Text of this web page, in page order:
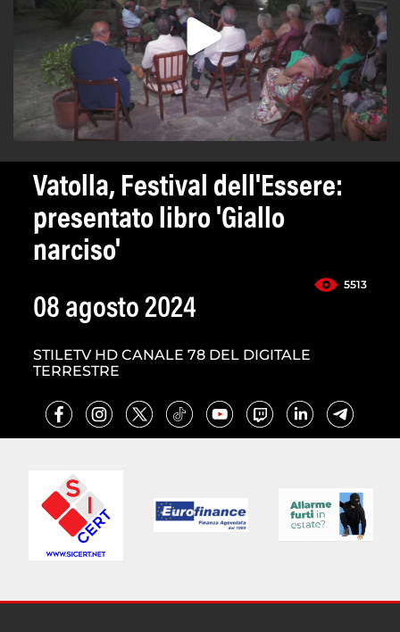
Vatolla, Festival dell'Essere:
presentato libro 'Giallo
narciso'
5513
08 agosto 2024
STILETV HD CANALE 78 DEL DIGITALE
TERRESTRE